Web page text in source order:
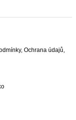
, Ochrana údajů,